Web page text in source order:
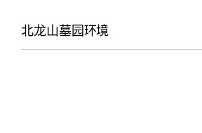
北龙山墓园环境